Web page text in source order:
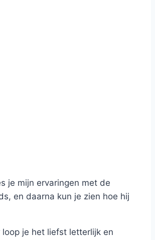
je mijn ervaringen met de
en daarna kun je zien hoe hij
je het liefst letterlijk en